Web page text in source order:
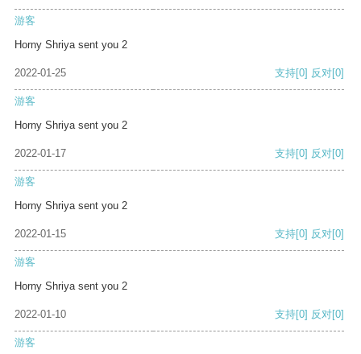
游客
Horny Shriya sent you 2
2022-01-25 支持[0] 反对[0]
游客
Horny Shriya sent you 2
2022-01-17 支持[0] 反对[0]
游客
Horny Shriya sent you 2
2022-01-15 支持[0] 反对[0]
游客
Horny Shriya sent you 2
2022-01-10 支持[0] 反对[0]
游客